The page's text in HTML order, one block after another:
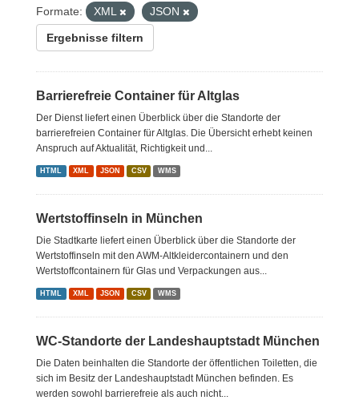
Formate: XML JSON
Ergebnisse filtern
Barrierefreie Container für Altglas
Der Dienst liefert einen Überblick über die Standorte der
barrierefreien Container für Altglas. Die Übersicht erhebt keinen
Anspruch auf Aktualität, Richtigkeit und...
HTML XML JSON CSV WMS
Wertstoffinseln in München
Die Stadtkarte liefert einen Überblick über die Standorte der
Wertstoffinseln mit den AWM-Altkleidercontainern und den
Wertstoffcontainern für Glas und Verpackungen aus...
HTML XML JSON CSV WMS
WC-Standorte der Landeshauptstadt München
Die Daten beinhalten die Standorte der öffentlichen Toiletten, die
sich im Besitz der Landeshauptstadt München befinden. Es
werden sowohl barrierefreie als auch nicht...